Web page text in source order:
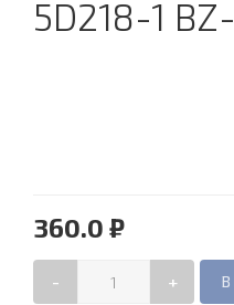
5D218-1
360.0 ₽
- +